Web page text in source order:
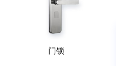
门锁